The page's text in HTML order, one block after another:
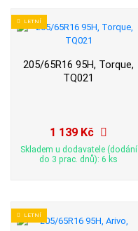
LETNÍ
205/65R16 95H, Torque,
TQ021
1 139 Kč
Skladem u dodavatele (dodání
do 3 prac. dnů): 6 ks
LETNÍ